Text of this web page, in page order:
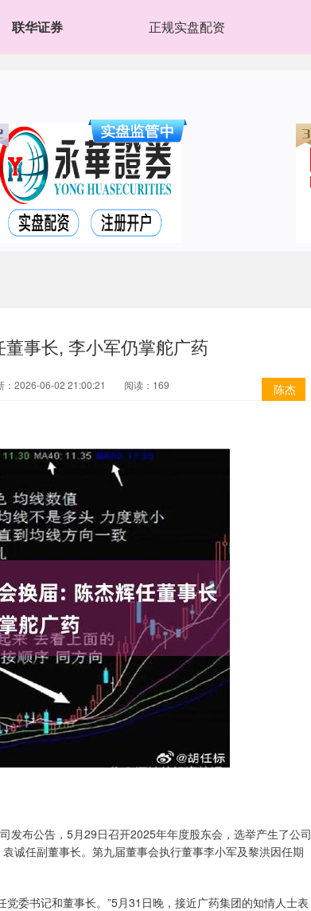
联华证券 正规实盘配资
事长, 李小军仍掌舵广药
陈杰
：2026-06-02 21:00:21 阅读：169
发布公告，5月29日召开2025年年度股东会，选举产生了公司
诚任副董事长。第九届董事会执行董事李小军及黎洪因任期
委书记和董事长。”5月31日晚，接近广药集团的知情人士表